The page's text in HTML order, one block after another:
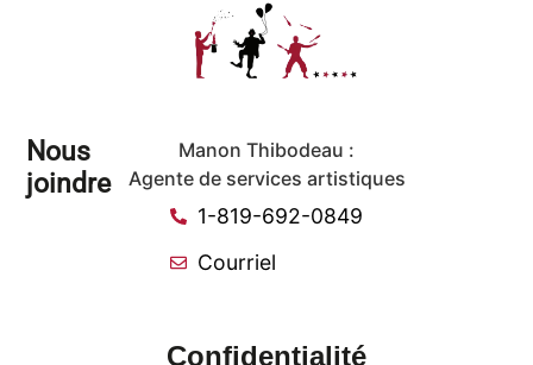
Nous
joindre
Manon Thibodeau :
Agente de services artistiques
1-819-692-0849
Courriel
Confidentialité